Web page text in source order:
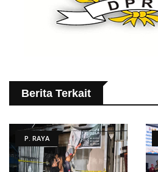
Berita Terkait
P. RAYA